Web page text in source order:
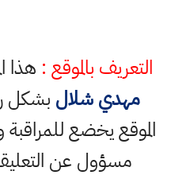
التعريف بالموقع : هذا
مهدي شلال بشكل
الموقع يخضع
مسؤول عن